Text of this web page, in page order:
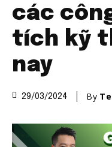
các
tích kỹ
nay
29/03/2024 By